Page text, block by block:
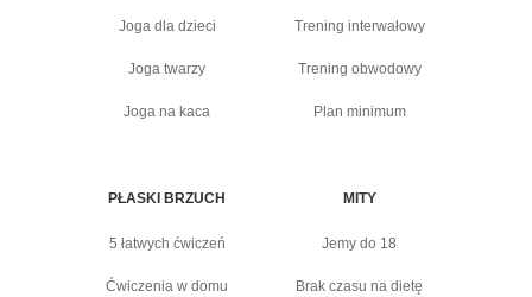
Joga dla dzieci
Joga twarzy
Joga na kaca
Trening interwałowy
Trening obwodowy
Plan minimum
PŁASKI BRZUCH
5 łatwych ćwiczeń
Ćwiczenia w domu
MITY
Jemy do 18
Brak czasu na dietę